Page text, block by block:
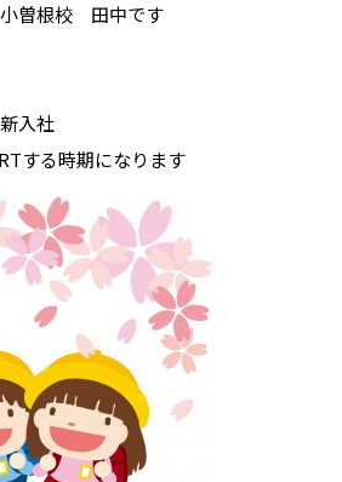
小曽根校 田中です
入社
する時期になります